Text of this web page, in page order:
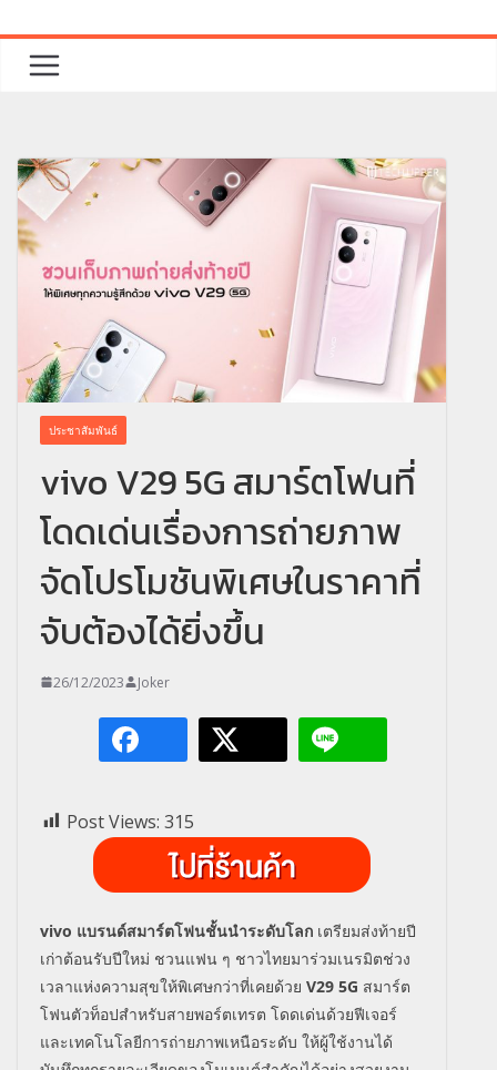
ประชาสัมพันธ์
vivo V29 5G สมาร์ตโฟนที่
โดดเด่นเรื่องการถ่ายภาพ
จัดโปรโมชันพิเศษในราคาที่
จับต้องได้ยิ่งขึ้น
26/12/2023 Joker
Post Views: 315
vivo แบรนด์สมาร์ตโฟนชั้นนำระดับโลก เตรียมส่งท้ายปี
เก่าต้อนรับปีใหม่ ชวนแฟน ๆ ชาวไทยมาร่วมเนรมิตช่วง
เวลาแห่งความสุขให้พิเศษกว่าที่เคยด้วย V29 5G สมาร์ต
โฟนตัวท็อปสำหรับสายพอร์ตเทรต โดดเด่นด้วยฟีเจอร์
และเทคโนโลยีการถ่ายภาพเหนือระดับ ให้ผู้ใช้งานได้